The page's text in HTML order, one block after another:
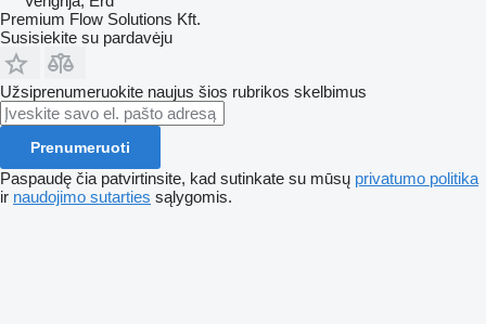
Premium Flow Solutions Kft.
Susisiekite su pardavėju
Užsiprenumeruokite naujus šios rubrikos skelbimus
Prenumeruoti
Paspaudę čia patvirtinsite, kad sutinkate su mūsų privatumo politika
ir naudojimo sutarties sąlygomis.